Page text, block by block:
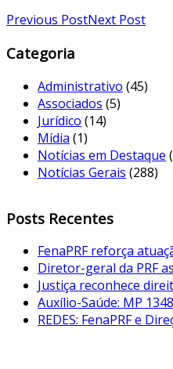
Previous PostNext Post
Categoria
Administrativo (45)
Associados (5)
Jurídico (14)
Mídia (1)
Notícias em Destaque
Notícias Gerais (288)
Posts Recentes
FenaPRF reforça
Diretor-geral da PRF
Justiça reconhece
Auxílio-Saúde: MP
REDES: FenaPRF e